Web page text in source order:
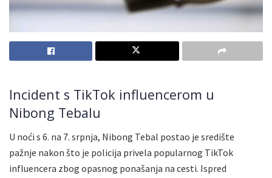
Incident s TikTok influencerom u
Nibong Tebalu
U noći s 6. na 7. srpnja, Nibong Tebal postao je središte
pažnje nakon što je policija privela popularnog TikTok
influencera zbog opasnog ponašanja na cesti. Ispred